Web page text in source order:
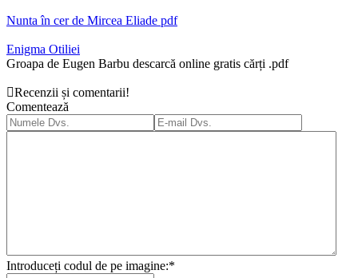
Nunta în cer de Mircea Eliade pdf
Enigma Otiliei
Groapa de Eugen Barbu descarcă online gratis cărți .pdf
Recenzii și comentarii!
Comentează
Introduceți codul de pe imagine:*